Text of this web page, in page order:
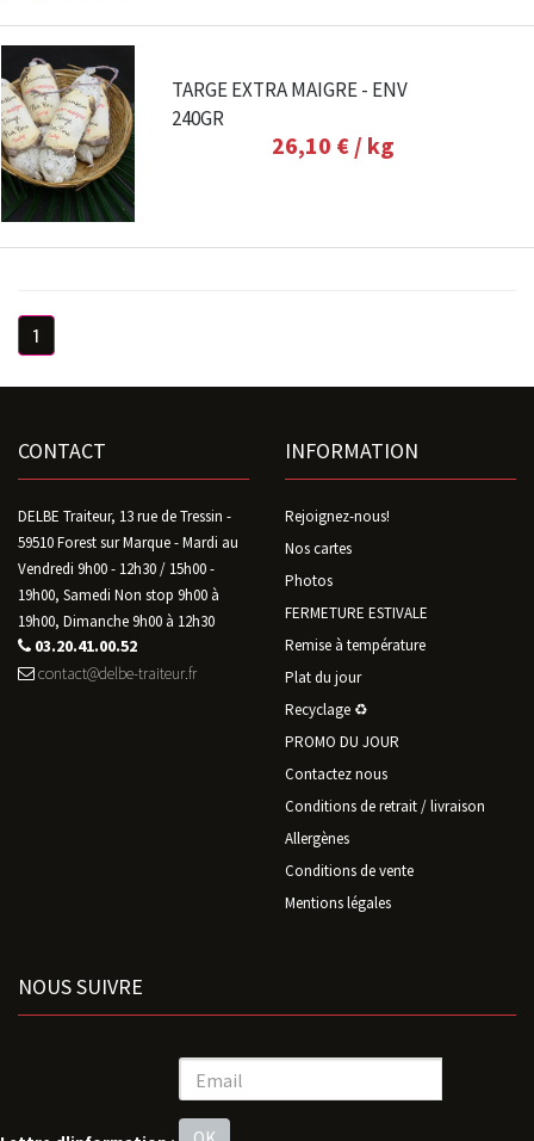
TARGE EXTRA MAIGRE - ENV
240GR
26,10 € / kg
1
CONTACT
DELBE Traiteur, 13 rue de Tressin -
59510 Forest sur Marque - Mardi au
Vendredi 9h00 - 12h30 / 15h00 -
19h00, Samedi Non stop 9h00 à
19h00, Dimanche 9h00 à 12h30
03.20.41.00.52
contact@delbe-traiteur.fr
INFORMATION
Rejoignez-nous!
Nos cartes
Photos
FERMETURE ESTIVALE
Remise à température
Plat du jour
Recyclage ♻️
PROMO DU JOUR
Contactez nous
Conditions de retrait / livraison
Allergènes
Conditions de vente
Mentions légales
NOUS SUIVRE